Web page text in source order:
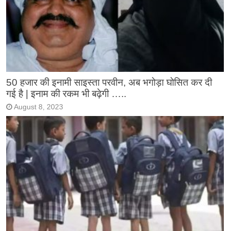
50 हजार की इनामी साइस्ता परवीन, अब भगोड़ा घोसित कर दी
गई है | इनाम की रकम भी बढ़ेगी …..
August 8, 2023